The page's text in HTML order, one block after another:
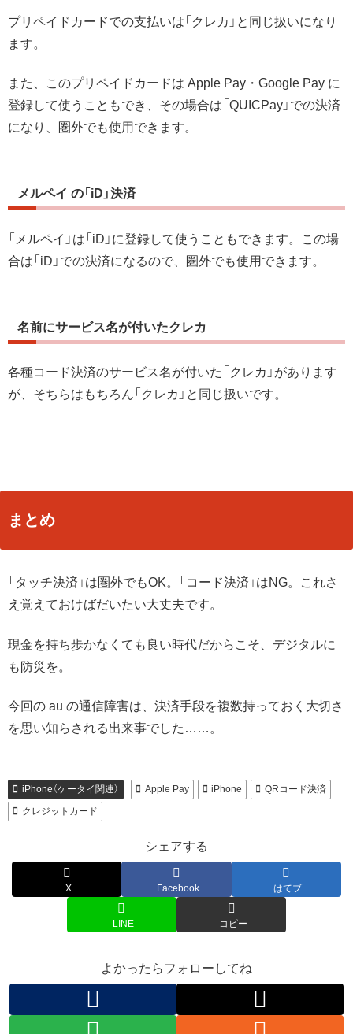
プリペイドカードでの支払いは「クレカ」と同じ扱いになり
ます。
また、このプリペイドカードは Apple Pay・Google Pay に
登録して使うこともでき、その場合は「QUICPay」での決済
になり、圏外でも使用できます。
メルペイ の「iD」決済
「メルペイ」は「iD」に登録して使うこともできます。この場
合は「iD」での決済になるので、圏外でも使用できます。
名前にサービス名が付いたクレカ
各種コード決済のサービス名が付いた「クレカ」があります
が、そちらはもちろん「クレカ」と同じ扱いです。
まとめ
「タッチ決済」は圏外でもOK。「コード決済」はNG。これさ
え覚えておけばだいたい大丈夫です。
現金を持ち歩かなくても良い時代だからこそ、デジタルに
も防災を。
今回の au の通信障害は、決済手段を複数持っておく大切さ
を思い知らされる出来事でした……。
iPhone（ケータイ関連） Apple Pay iPhone
QRコード決済
クレジットカード
シェアする
X Facebook はてブ
LINE コピー
よかったらフォローしてね